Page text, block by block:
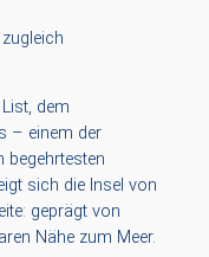
dem
– einem der
begehrtesten
sich die Insel von
geprägt von
Nähe zum Meer.